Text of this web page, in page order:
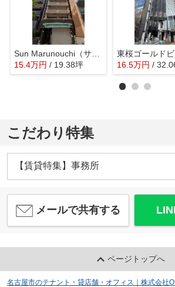
Sun Marunouchi（サン・マルノウチビル）【 サロン系おすすめ 】
15.4万円 / 19.38坪
16.5万円 /
こだわり特集
【賃貸特集】事務所
メールで共有する
ページトップへ
名古屋市のテナント・貸店舗・オフィス｜株式会社